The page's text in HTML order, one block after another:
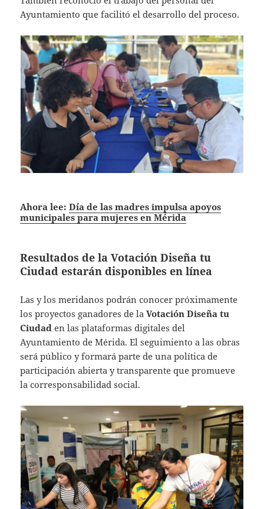
Ayuntamiento que facilitó el desarrollo del proceso.
Ahora lee:Día de las madres impulsa apoyos
municipales para mujeres en Mérida
Resultados de la Votación Diseña tu
Ciudad estarán disponibles en línea
Las y los meridanos podrán conocer próximamente
los proyectos ganadores de laVotación Diseña tu
Ciudad en las plataformas digitales del
Ayuntamiento de Mérida. El seguimiento a las obras
será público y formará parte de una política de
participación abierta y transparente que promueve
la corresponsabilidad social.